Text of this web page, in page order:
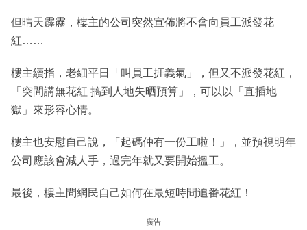
但晴天霹靂，樓主的公司突然宣佈將不會向員工派發花
紅……
樓主續指，老細平日「叫員工捱義氣」，但又不派發花紅，
「突間講無花紅 搞到人地失晒預算」，可以以「直插地
獄」來形容心情。
樓主也安慰自己說，「起碼仲有一份工啦！」，並預視明年
公司應該會減人手，過完年就又要開始搵工。
最後，樓主問網民自己如何在最短時間追番花紅！
廣告